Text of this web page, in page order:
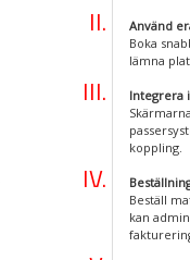
Använd
Boka
lämna
Integrera
koppling.
Beställ
kan